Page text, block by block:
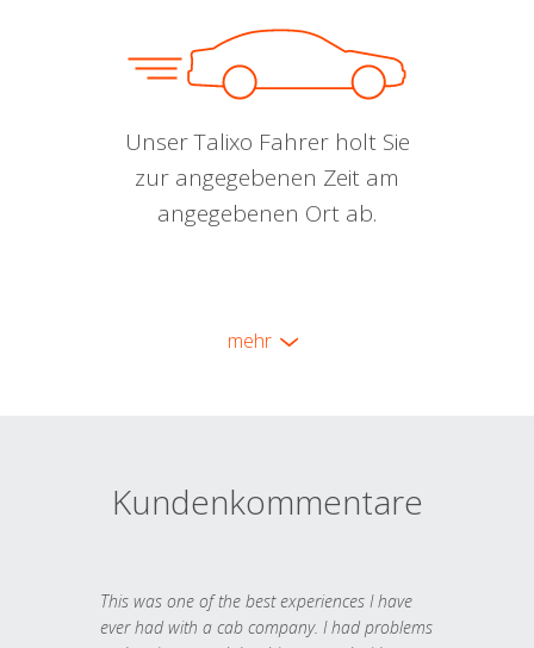
Unser Talixo Fahrer holt Sie
zur angegebenen Zeit am
angegebenen Ort ab.
mehr
Kundenkommentare
This was one of the best experiences I have
ever had with a cab company. I had problems